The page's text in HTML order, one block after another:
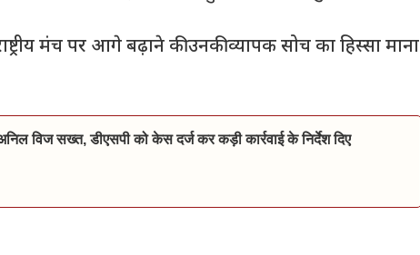
मंच पर आगे बढ़ाने की उनकी व्यापक सोच का हिस्सा माना
विज सख्त, डीएसपी को केस दर्ज कर कड़ी कार्रवाई के निर्देश दिए